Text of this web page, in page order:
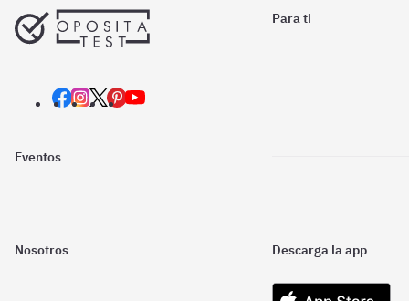
Para ti
Eventos
Nosotros Descarga la app